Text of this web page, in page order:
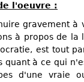
l'oeuvre :
gravement à
à propos de la
est tout
quant à ce qui
d'une vraie